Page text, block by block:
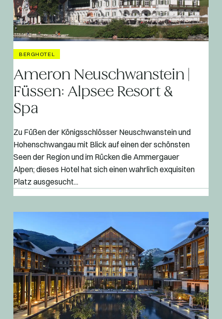
BERGHOTEL
Ameron Neuschwanstein |
Füssen: Alpsee Resort &
Spa
Zu Füßen der Königsschlösser Neuschwanstein und
Hohenschwangau mit Blick auf einen der schönsten
Seen der Region und im Rücken die Ammergauer
Alpen; dieses Hotel hat sich einen wahrlich exquisiten
Platz ausgesucht...